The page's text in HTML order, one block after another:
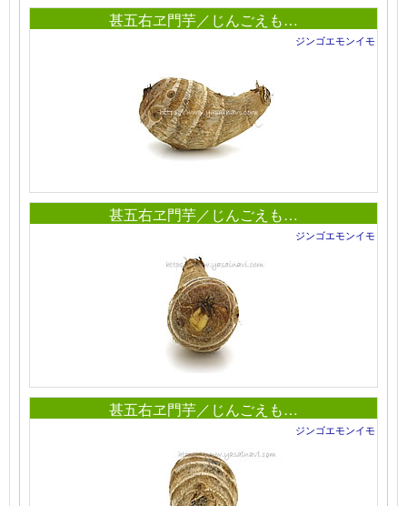
甚五右ヱ門芋／じんごえも…
ジンゴエモンイモ
甚五右ヱ門芋／じんごえも…
ジンゴエモンイモ
甚五右ヱ門芋／じんごえも…
ジンゴエモンイモ